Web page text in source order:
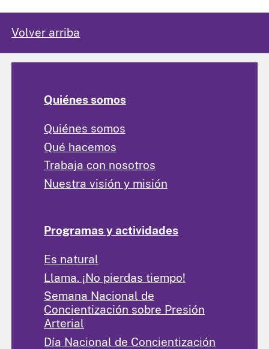
Volver arriba
Quiénes somos
Quiénes somos
Qué hacemos
Trabaja con nosotros
Nuestra visión y misión
Programas y actividades
Es natural
Llama. ¡No pierdas tiempo!
Semana Nacional de
Concientización sobre Presión
Arterial
Día Nacional de Concientización